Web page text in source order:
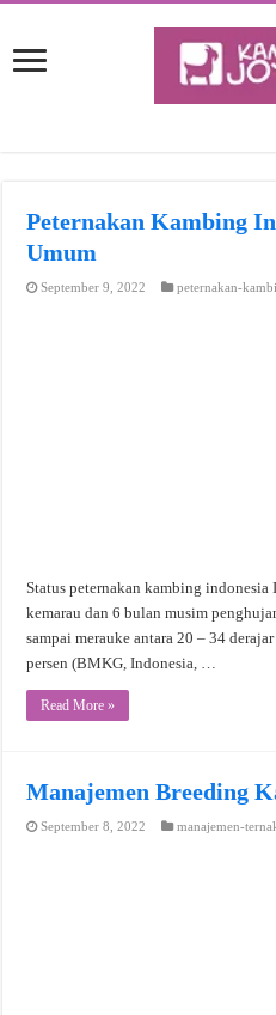
Peternakan Kambing
Umum
September 9, 2022 peternakan-
Status peternakan kambing
kemarau dan 6 bulan musim
sampai merauke antara 20 – 34
persen (BMKG, Indonesia, …
Read More »
Manajemen Breeding
September 8, 2022 manajemen-